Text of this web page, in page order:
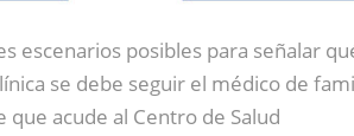
escenarios posibles para señalar
se debe seguir el médico de
acude al Centro de Salud